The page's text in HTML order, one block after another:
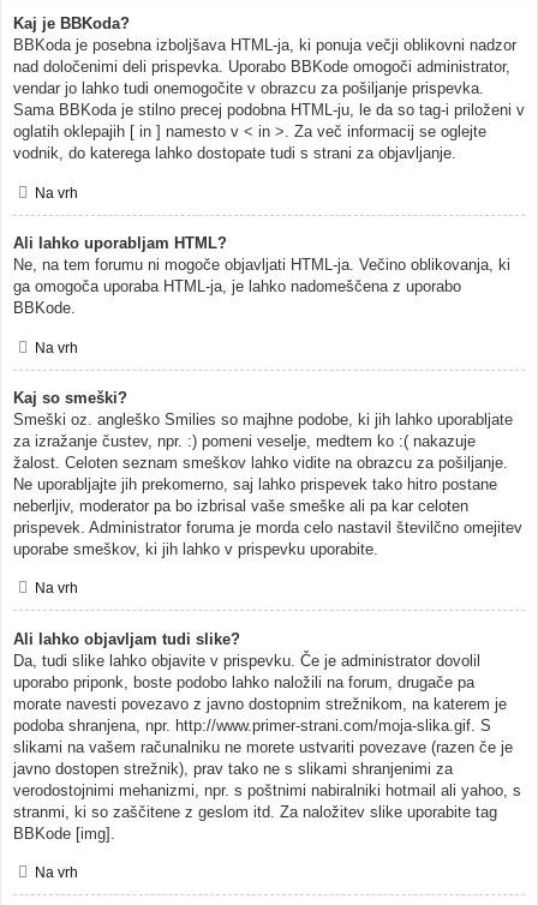
Kaj je BBKoda?
BBKoda je posebna izboljšava HTML-ja, ki ponuja večji oblikovni nadzor
nad določenimi deli prispevka. Uporabo BBKode omogoči administrator,
vendar jo lahko tudi onemogočite v obrazcu za pošiljanje prispevka.
Sama BBKoda je stilno precej podobna HTML-ju, le da so tag-i priloženi v
oglatih oklepajih [ in ] namesto v < in >. Za več informacij se oglejte
vodnik, do katerega lahko dostopate tudi s strani za objavljanje.
Na vrh
Ali lahko uporabljam HTML?
Ne, na tem forumu ni mogoče objavljati HTML-ja. Večino oblikovanja, ki
ga omogoča uporaba HTML-ja, je lahko nadomeščena z uporabo
BBKode.
Na vrh
Kaj so smeški?
Smeški oz. angleško Smilies so majhne podobe, ki jih lahko uporabljate
za izražanje čustev, npr. :) pomeni veselje, medtem ko :( nakazuje
žalost. Celoten seznam smeškov lahko vidite na obrazcu za pošiljanje.
Ne uporabljajte jih prekomerno, saj lahko prispevek tako hitro postane
neberljiv, moderator pa bo izbrisal vaše smeške ali pa kar celoten
prispevek. Administrator foruma je morda celo nastavil številčno omejitev
uporabe smeškov, ki jih lahko v prispevku uporabite.
Na vrh
Ali lahko objavljam tudi slike?
Da, tudi slike lahko objavite v prispevku. Če je administrator dovolil
uporabo priponk, boste podobo lahko naložili na forum, drugače pa
morate navesti povezavo z javno dostopnim strežnikom, na katerem je
podoba shranjena, npr. http://www.primer-strani.com/moja-slika.gif. S
slikami na vašem računalniku ne morete ustvariti povezave (razen če je
javno dostopen strežnik), prav tako ne s slikami shranjenimi za
verodostojnimi mehanizmi, npr. s poštnimi nabiralniki hotmail ali yahoo, s
stranmi, ki so zaščitene z geslom itd. Za naložitev slike uporabite tag
BBKode [img].
Na vrh